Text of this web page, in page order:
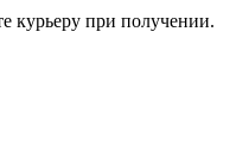
курьеру при получении.